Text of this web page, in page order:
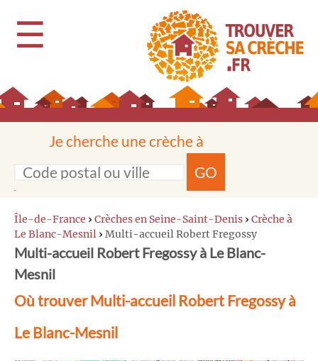
☰
Je cherche une crèche à
GO
Île-de-France › Crèches en Seine-Saint-Denis › Crèche à
Le Blanc-Mesnil › Multi-accueil Robert Fregossy
Multi-accueil Robert Fregossy à Le Blanc-
Mesnil
Où trouver Multi-accueil Robert Fregossy à
Le Blanc-Mesnil